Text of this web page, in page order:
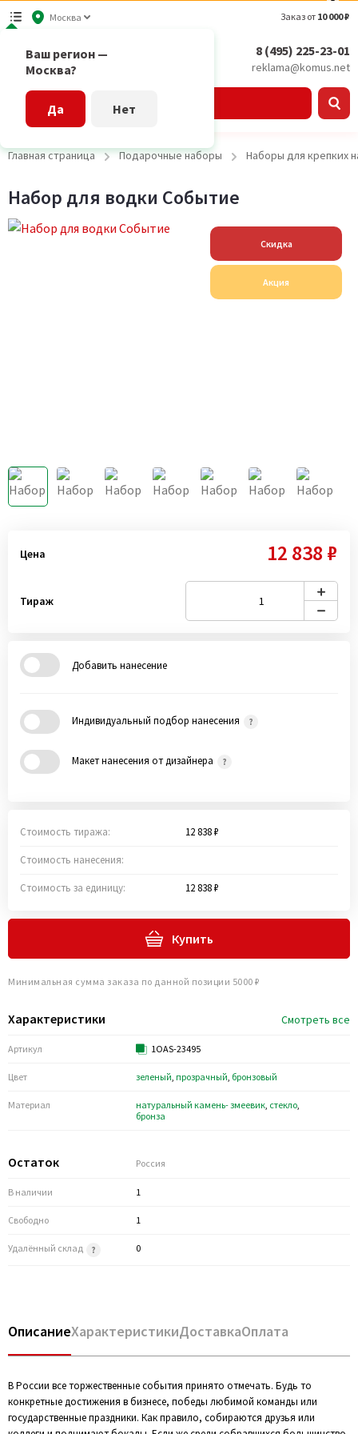
Москва
Ваш регион —
Москва?
Да Нет
Заказ от 10 000 ₽
8 (495) 225-23-01
reklama@komus.net
Главная страница Подарочные наборы Наборы для крепких
Набор для водки Событие
Скидка
Акция
Характеристики Смотреть все
Артикул 1OAS-23495
Цвет зеленый, прозрачный, бронзовый
Материал натуральный камень- змеевик, стекло,
бронза
Остаток Россия
В наличии 1
Свободно 1
Удалённый склад 0
Цена 12 838 ₽
Тираж
Добавить нанесение
Индивидуальный подбор нанесения
Макет нанесения от дизайнера
Стоимость тиража: 12 838 ₽
Стоимость нанесения:
Стоимость за единицу: 12 838 ₽
Купить
Минимальная сумма заказа по данной позиции 5000 ₽
ОписаниеХарактеристикиДоставкаОплата
В России все торжественные события принято отмечать. Будь то
конкретные достижения в бизнесе, победы любимой команды или
государственные праздники. Как правило, собираются друзья или